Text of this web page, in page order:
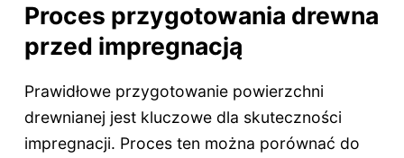
Proces przygotowania drewna
przed impregnacją
Prawidłowe przygotowanie powierzchni
drewnianej jest kluczowe dla skuteczności
impregnacji. Proces ten można porównać do